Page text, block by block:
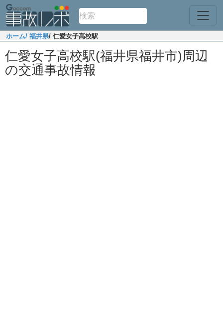
ホーム/ 福井県/ 仁愛女子高校駅
仁愛女子高校駅(福井県福井市)周辺
の交通事故情報